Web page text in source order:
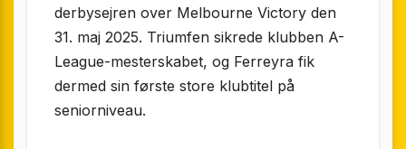
derbysejren over Melbourne Victory den
31. maj 2025. Triumfen sikrede klubben A-
League-mesterskabet, og Ferreyra fik
dermed sin første store klubtitel på
seniorniveau.